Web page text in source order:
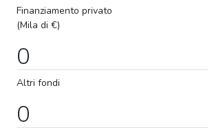
Finanziamento privato
(Mila di €)
0
Altri fondi
0